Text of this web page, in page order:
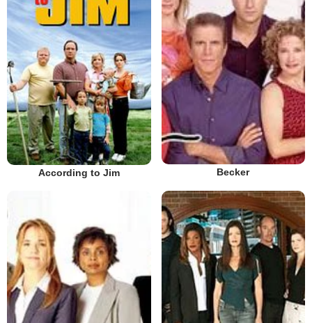
According to Jim Becker